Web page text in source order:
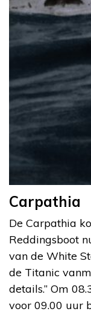
Carpathia
De Carpathia
Reddingsboot
van de White
de Titanic
details.” Om
voor 09.00 uur